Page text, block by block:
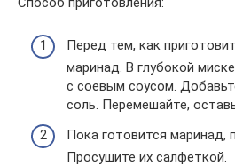
Перед тем, как
маринад. В глубокой
с соевым соусом.
соль. Перемешайте,
Пока готовится маринад,
Просушите их салфеткой.